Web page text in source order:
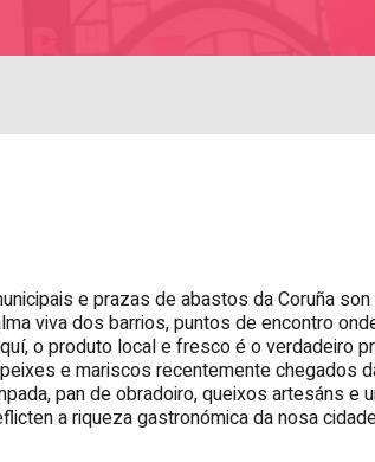
e prazas de abastos da Coruña
viva dos barrios, puntos de encontro
o produto local e fresco é o verdadeiro
e mariscos recentemente chegados
pan de obradoiro, queixos artesáns e
a riqueza gastronómica da nosa